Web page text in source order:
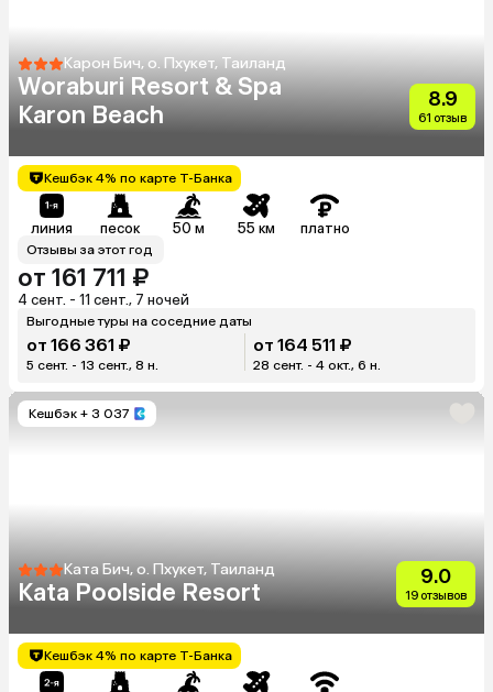
Карон Бич, о. Пхукет, Таиланд
Woraburi Resort & Spa
Karon Beach
8.9
61 отзыв
Кешбэк 4% по карте Т-Банка
линия песок 50 м 55 км платно
Отзывы за этот год
от 161 711 ₽
4 сент. - 11 сент., 7 ночей
Выгодные туры на соседние даты
от 166 361 ₽
5 сент. - 13 сент., 8 н.
от 164 511 ₽
28 сент. - 4 окт., 6 н.
Кешбэк + 3 037
Ката Бич, о. Пхукет, Таиланд
Kata Poolside Resort
9.0
19 отзывов
Кешбэк 4% по карте Т-Банка